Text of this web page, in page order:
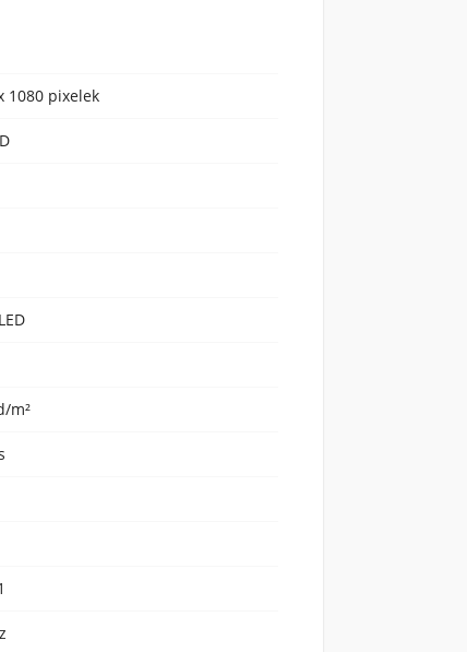
1080 pixelek
m²